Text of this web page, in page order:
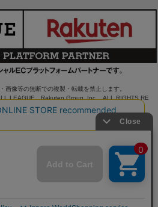
画像等の無断での複製・転載を禁止します。
LEAGUE Rakuten Group, Inc. ALL RIGHTS RE
SERVED.